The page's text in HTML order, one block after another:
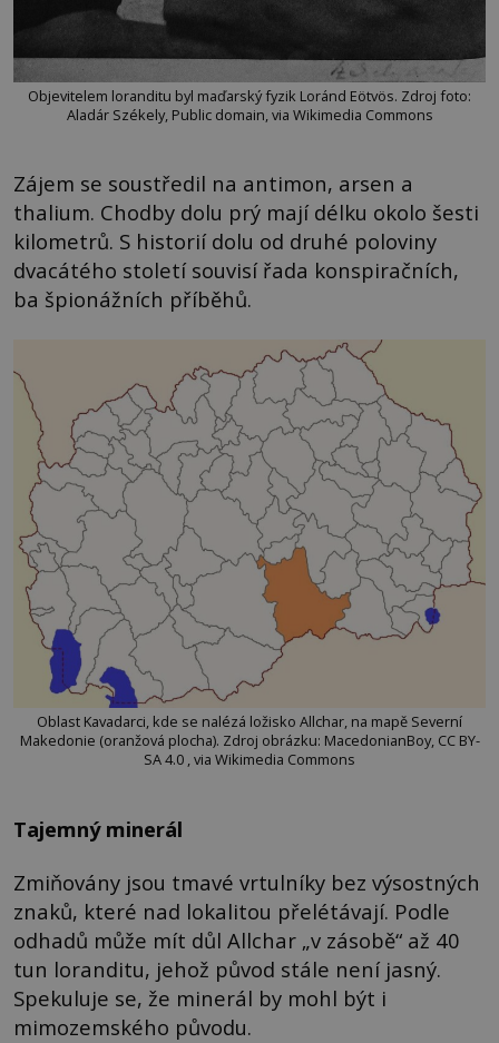
Objevitelem loranditu byl maďarský fyzik Loránd Eötvös. Zdroj foto:
Aladár Székely, Public domain, via Wikimedia Commons
Zájem se soustředil na antimon, arsen a
thalium. Chodby dolu prý mají délku okolo šesti
kilometrů. S historií dolu od druhé poloviny
dvacátého století souvisí řada konspiračních,
ba špionážních příběhů.
Oblast Kavadarci, kde se nalézá ložisko Allchar, na mapě Severní
Makedonie (oranžová plocha). Zdroj obrázku: MacedonianBoy, CC BY-
SA 4.0 , via Wikimedia Commons
Tajemný minerál
Zmiňovány jsou tmavé vrtulníky bez výsostných
znaků, které nad lokalitou přelétávají. Podle
odhadů může mít důl Allchar „v zásobě“ až 40
tun loranditu, jehož původ stále není jasný.
Spekuluje se, že minerál by mohl být i
mimozemského původu.